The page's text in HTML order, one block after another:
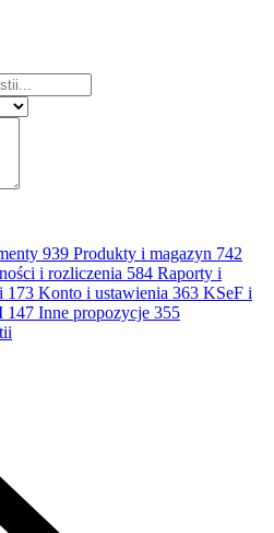
939 Produkty i magazyn 742
i rozliczenia 584 Raporty i
173 Konto i ustawienia 363 KSeF i
147 Inne propozycje 355